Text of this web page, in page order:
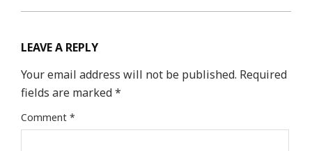
LEAVE A REPLY
Your email address will not be published. Required
fields are marked*
Comment *